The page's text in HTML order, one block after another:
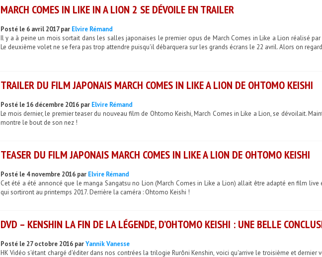
MARCH COMES IN LIKE IN A LION 2 SE DÉVOILE EN TRAILER
Posté le 6 avril 2017 par Elvire Rémand
Il y a à peine un mois sortait dans les salles japonaises le premier opus de March Comes in Like a Lion réalisé
Le deuxième volet ne se fera pas trop attendre puisqu'il débarquera sur les grands écrans le 22 avril. Alors on
TRAILER DU FILM JAPONAIS MARCH COMES IN LIKE A LION DE OHTOMO KEISHI
Posté le 16 décembre 2016 par Elvire Rémand
Le mois dernier, le premier teaser du nouveau film de Ohtomo Keishi, March Comes in Like a Lion, se dévoilait.
montre le bout de son nez !
TEASER DU FILM JAPONAIS MARCH COMES IN LIKE A LION DE OHTOMO KEISHI
Posté le 4 novembre 2016 par Elvire Rémand
Cet été a été annoncé que le manga Sangatsu no Lion (March Comes in Like a Lion) allait être adapté en film live
qui sortiront au printemps 2017. Derrière la caméra : Ohtomo Keishi !
DVD – KENSHIN LA FIN DE LA LÉGENDE, D’OHTOMO KEISHI : UNE BELLE
Posté le 27 octobre 2016 parYannik Vanesse
HK Vidéo s'étant chargé d'éditer dans nos contrées la trilogie Rurôni Kenshin, voici qu'arrive le troisième et dernier